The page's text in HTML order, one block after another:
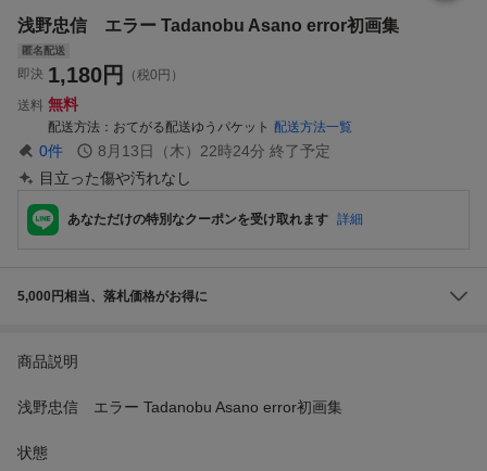
浅野忠信 エラー Tadanobu Asano error初画集
匿名配送
即決 1,180円
（税0円）
送料 無料
配送方法 おてがる配送ゆうパケット 配送方法一覧
0件 8月13日（木）22時24分 終了予定
目立った傷や汚れなし
あなただけの特別なクーポンを受け取れます 詳細
5,000円相当、落札価格がお得に
商品説明
浅野忠信 エラー Tadanobu Asano error初画集
状態